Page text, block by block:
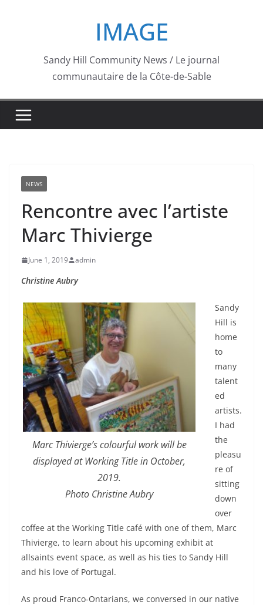
IMAGE
Sandy Hill Community News / Le journal
communautaire de la Côte-de-Sable
NEWS
Rencontre avec l’artiste
Marc Thivierge
June 1, 2019 admin
Christine Aubry
Marc Thivierge’s colourful work will be
displayed at Working Title in October,
2019.
Photo Christine Aubry
Sandy
Hill is
home
to
many
talent
ed
artists.
I had
the
pleasu
re of
sitting
down
over
coffee at the Working Title café with one of them, Marc
Thivierge, to learn about his upcoming exhibit at
allsaints event space, as well as his ties to Sandy Hill
and his love of Portugal.
As proud Franco-Ontarians, we conversed in our native